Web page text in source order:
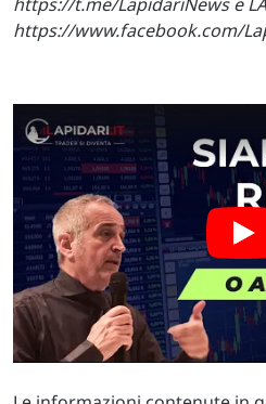
https://www.facebook.com/